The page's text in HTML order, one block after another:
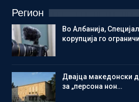
Регион
Во Албанија,
корупција го
Двајца македонски
за „персона нон…